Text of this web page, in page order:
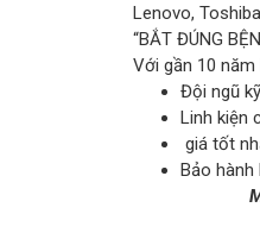
Lenovo,
“BẮT ĐÚNG
Với gần 10
Đội ngũ
Linh kiện
giá tốt
Bảo hành